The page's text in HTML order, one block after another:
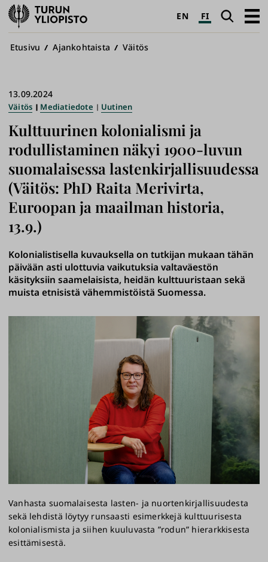
Turun
yliopisto
EN FI Haku
Avaa
Murupolku
Etusivu Ajankohtaista Väitös
Kulttuurinen kolonialismi ja
rodullistaminen näkyi 1900-luvun
suomalaisessa lastenkirjallisuudessa
(Väitös: PhD Raita Merivirta,
Euroopan ja maailman historia,
13.9.)
13.09.2024
Väitös Mediatiedote Uutinen
Kolonialistisella kuvauksella on tutkijan mukaan tähän
päivään asti ulottuvia vaikutuksia valtaväestön
käsityksiin saamelaisista, heidän kulttuuristaan sekä
muista etnisistä vähemmistöistä Suomessa.
Vanhasta suomalaisesta lasten- ja nuortenkirjallisuudesta
sekä lehdistä löytyy runsaasti esimerkkejä kulttuurisesta
kolonialismista ja siihen kuuluvasta ”rodun” hierarkkisesta
esittämisestä.